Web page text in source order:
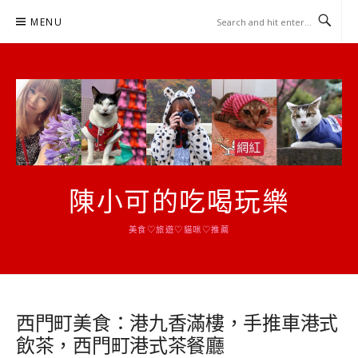
MENU
陳小可的吃喝玩樂
美食♡旅遊♡貓咪♡推薦
西門町美食：港九香滿樓，手推車港式
飲茶，西門町港式茶餐廳